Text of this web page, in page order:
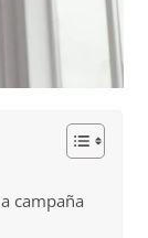
campaña